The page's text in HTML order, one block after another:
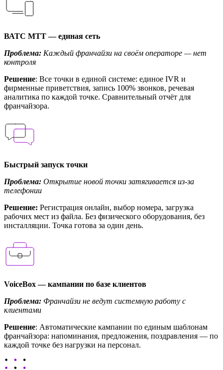
ВАТС МТТ — единая сеть
Проблема: Каждый франчайзи на своём операторе — нет
контроля
Решение: Все точки в единой системе: единое IVR и
фирменные приветствия, запись 100% звонков, речевая
аналитика по каждой точке. Сравнительный отчёт для
франчайзора.
Быстрый запуск точки
Проблема: Открытие новой точки затягивается из-за
телефонии
Решение: Регистрация онлайн, выбор номера, загрузка
рабочих мест из файла. Без физического оборудования, без
инсталляции. Точка готова за один день.
VoiceBox — кампании по базе клиентов
Проблема: Франчайзи не ведут системную работу с
клиентами
Решение: Автоматические кампании по единым шаблонам
франчайзора: напоминания, предложения, поздравления — по
каждой точке без нагрузки на персонал.